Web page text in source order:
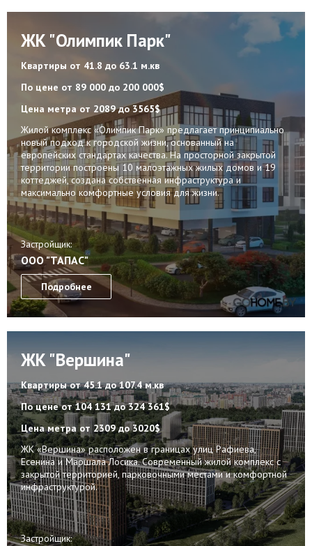
ЖК "Олимпик Парк"
Квартиры от 41.8 до 63.1 м.кв
По цене от 89 000 до 200 000$
Цена метра от 2089 до 3565$
Жилой комплекс «Олимпик Парк» предлагает принципиально
новый подход к городской жизни, основанный на
европейских стандартах качества. На просторной закрытой
территории построены 10 малоэтажных жилых домов и 19
коттеджей, создана собственная инфраструктура и
максимально комфортные условия для жизни.
Застройщик:
ООО "ТАПАС"
Подробнее
ЖК "Вершина"
Квартирыот 45.1 до 107.4 м.кв
По ценеот 104 131 до 324 361$
Цена метра от 2309 до 3020$
ЖК «Вершина» расположен в границах улиц Рафиева,
Есенина и Маршала Лосика. Современный жилой комплекс с
закрытой территорией, парковочными местами и комфортной
инфраструктурой.
Застройщик: